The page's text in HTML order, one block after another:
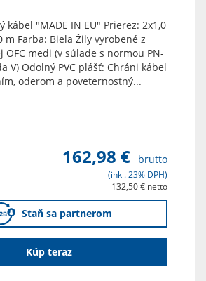
kábel "MADE IN EU" Prierez: 2x1,0
m Farba: Biela Žily vyrobené z
OFC medi (v súlade s normou PN-
V) Odolný PVC plášť: Chráni kábel
oderom a poveternostný...
162,98 € brutto
(inkl. 23% DPH)
132,50 € netto
Staň sa partnerom
Kúp teraz